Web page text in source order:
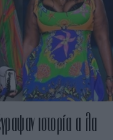
ιστορία α λα